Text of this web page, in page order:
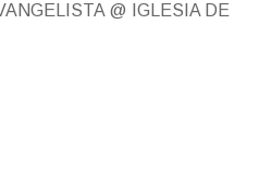
@ IGLESIA DE